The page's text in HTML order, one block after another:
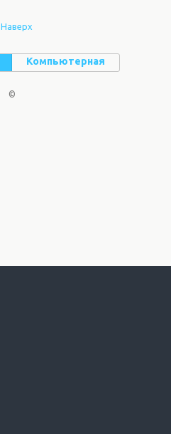
Наверх
Компьютерная
©